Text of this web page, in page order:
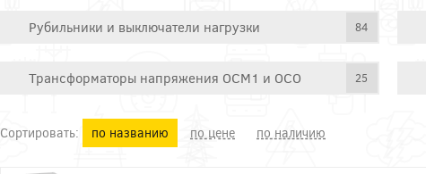
Рубильники и выключатели нагрузки 84
Трансформаторы напряжения ОСМ1 и ОСО 25
Сортировать: по названию по цене по наличию